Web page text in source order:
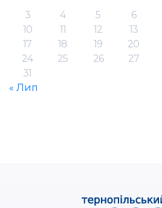
3
4 5 6
10
11 12 13
17
18 19 20
24
25 26 27
31
« Лип